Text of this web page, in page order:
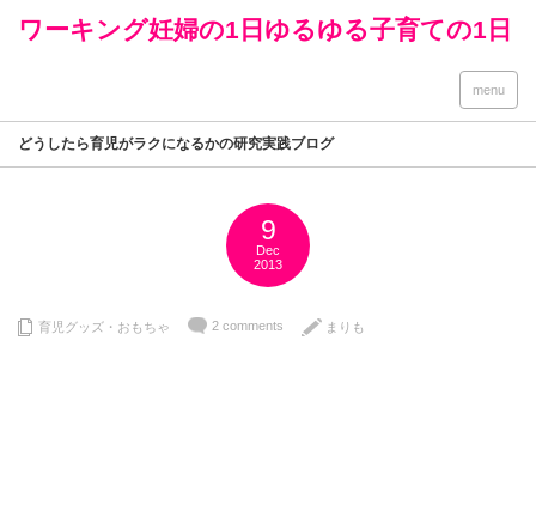
ワーキング妊婦の1日ゆるゆる子育ての1日
menu
どうしたら育児がラクになるかの研究実践ブログ
9
Dec
2013
育児グッズ・おもちゃ 2 comments まりも